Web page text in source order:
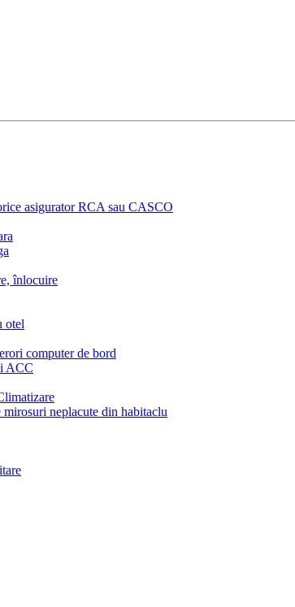
asigurator RCA sau CASCO
înlocuire
otel
computer de bord
ACC
neplacute din habitaclu